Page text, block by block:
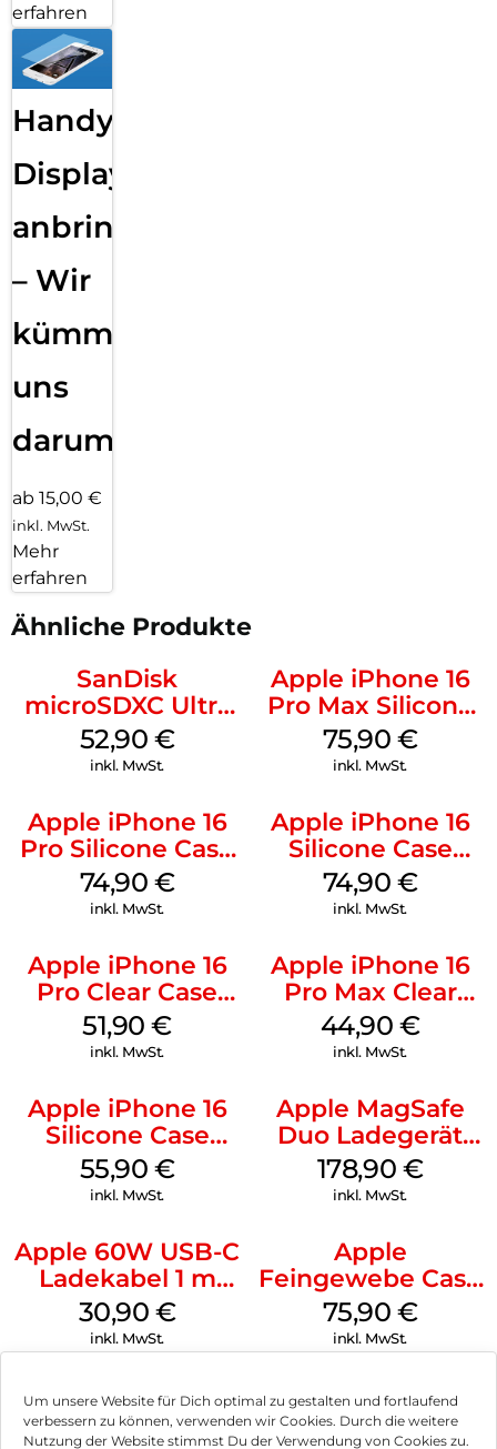
Um unsere Website für Dich optimal zu gestalten und fortlaufend
verbessern zu können, verwenden wir Cookies. Durch die weitere
Nutzung der Website stimmst Du der Verwendung von Cookies zu.
erfahren
Handy
Displayfolie
anbringen
– Wir
kümmern
uns
darum!
ab 15,00 €
inkl. MwSt.
Mehr
erfahren
Ähnliche Produkte
SanDisk
microSDXC Ultra
128 GB + Adapter
Mobile
52,90 €
inkl. MwSt.
Apple iPhone 16
Pro Max Silicone
Case MagSafe
Stone Gray
75,90 €
inkl. MwSt.
Apple iPhone 16
Pro Silicone Case
MagSafe Black
74,90 €
inkl. MwSt.
Apple iPhone 16
Silicone Case
MagSafe Lake
Green
74,90 €
inkl. MwSt.
Apple iPhone 16
Pro Clear Case
MagSafe
Transparent
51,90€
inkl. MwSt.
Apple iPhone 16
Pro Max Clear
Case MagSafe
Transparent
44,90 €
inkl. MwSt.
Apple iPhone 16
Silicone Case
MagSafe Plum
55,90 €
inkl. MwSt.
Apple MagSafe
Duo Ladegerät
Weiß
178,90 €
inkl. MwSt.
Apple 60W USB-C
Ladekabel 1 m
Weiß
30,90 €
inkl. MwSt.
Apple
Feingewebe Case
iPhone 15 Pro
MagSafe Schwarz
75,90 €
inkl. MwSt.